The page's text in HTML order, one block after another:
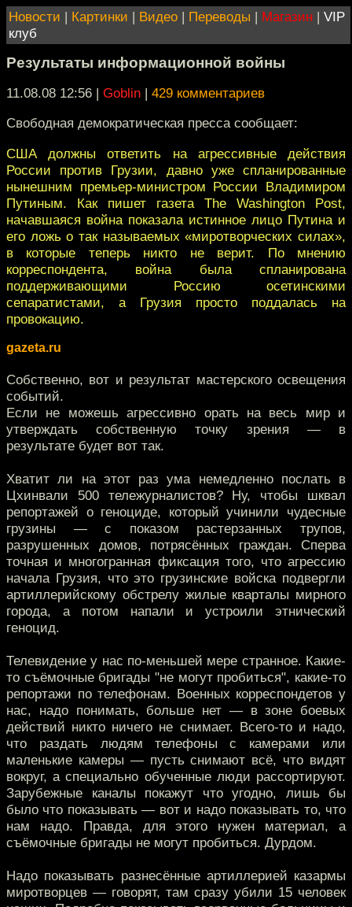
Новости | Картинки | Видео | Переводы | Магазин | VIP
клуб
Результаты информационной войны
11.08.08 12:56 | Goblin | 429 комментариев
Свободная демократическая пресса сообщает:
США должны ответить на агрессивные действия
России против Грузии, давно уже спланированные
нынешним премьер-министром России Владимиром
Путиным. Как пишет газета The Washington Post,
начавшаяся война показала истинное лицо Путина и
его ложь о так называемых «миротворческих силах»,
в которые теперь никто не верит. По мнению
корреспондента, война была спланирована
поддерживающими Россию осетинскими
сепаратистами, а Грузия просто поддалась на
провокацию.
gazeta.ru
Собственно, вот и результат мастерского освещения
событий.
Если не можешь агрессивно орать на весь мир и
утверждать собственную точку зрения — в
результате будет вот так.
Хватит ли на этот раз ума немедленно послать в
Цхинвали 500 тележурналистов? Ну, чтобы шквал
репортажей о геноциде, который учинили чудесные
грузины — с показом растерзанных трупов,
разрушенных домов, потрясённых граждан. Сперва
точная и многогранная фиксация того, что агрессию
начала Грузия, что это грузинские войска подвергли
артиллерийскому обстрелу жилые кварталы мирного
города, а потом напали и устроили этнический
геноцид.
Телевидение у нас по-меньшей мере странное. Какие-
то съёмочные бригады "не могут пробиться", какие-то
репортажи по телефонам. Военных корреспондетов у
нас, надо понимать, больше нет — в зоне боевых
действий никто ничего не снимает. Всего-то и надо,
что раздать людям телефоны с камерами или
маленькие камеры — пусть снимают всё, что видят
вокруг, а специально обученные люди рассортируют.
Зарубежные каналы покажут что угодно, лишь бы
было что показывать — вот и надо показывать то, что
нам надо. Правда, для этого нужен материал, а
съёмочные бригады не могут пробиться. Дурдом.
Надо показывать разнесённые артиллерией казармы
миротворцев — говорят, там сразу убили 15 человек